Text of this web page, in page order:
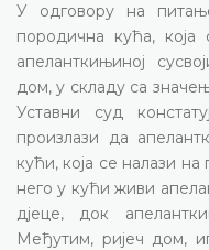
У одговору на
породична кућа,
апеланткињиној
дом, у складу са
Уставни суд
произлази да
кући, која се налази на
него у кући живи
дјеце, док
Међутим, ријеч дом,